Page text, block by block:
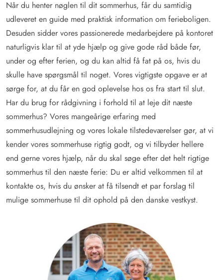
Når du henter nøglen til dit sommerhus, får du samtidig
udleveret en guide med praktisk information om ferieboligen.
Desuden sidder vores passionerede medarbejdere på kontoret
naturligvis klar til at yde hjælp og give gode råd både før,
under og efter ferien, og du kan altid få fat på os, hvis du
skulle have spørgsmål til noget. Vores vigtigste opgave er at
sørge for, at du får en god oplevelse hos os fra start til slut.
Har du brug for rådgivning i forhold til at leje dit næste
sommerhus? Vores mangeårige erfaring med
sommerhusudlejning og vores lokale tilstedeværelser gør, at vi
kender vores sommerhuse rigtig godt, og vi tilbyder hellere
end gerne vores hjælp, når du skal søge efter det helt rigtige
sommerhus til den næste ferie: Du er altid velkommen til at
kontakte os, hvis du ønsker at få tilsendt et par forslag til
mulige sommerhuse til dit ophold på den danske vestkyst.